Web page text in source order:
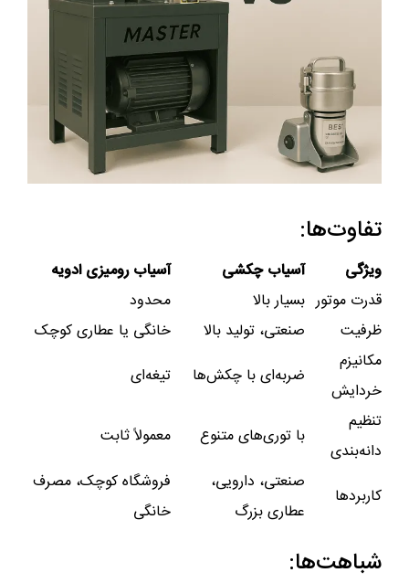
تفاوت‌ها:
ویژگی آسیاب چکشی
آسیاب رومیزی ادویه
قدرت موتور بسیار بالا
محدود
ظرفیت
صنعتی، تولید بالا
خانگی یا عطاری کوچک
مکانیزم
خردایش
ضربه‌ای با چکش‌ها
تیغه‌ای
تنظیم
دانه‌بندی
با توری‌های متنوع معمولاً ثابت
کاربردها
صنعتی، دارویی،
عطاری بزرگ
فروشگاه کوچک، مصرف
خانگی
شباهت‌ها: